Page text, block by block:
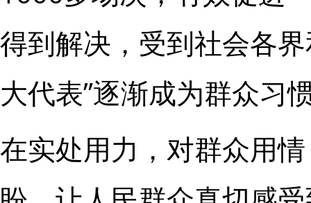
得到解决，受到社会各
大代表”逐渐成为群众习
在实处用力，对群众用